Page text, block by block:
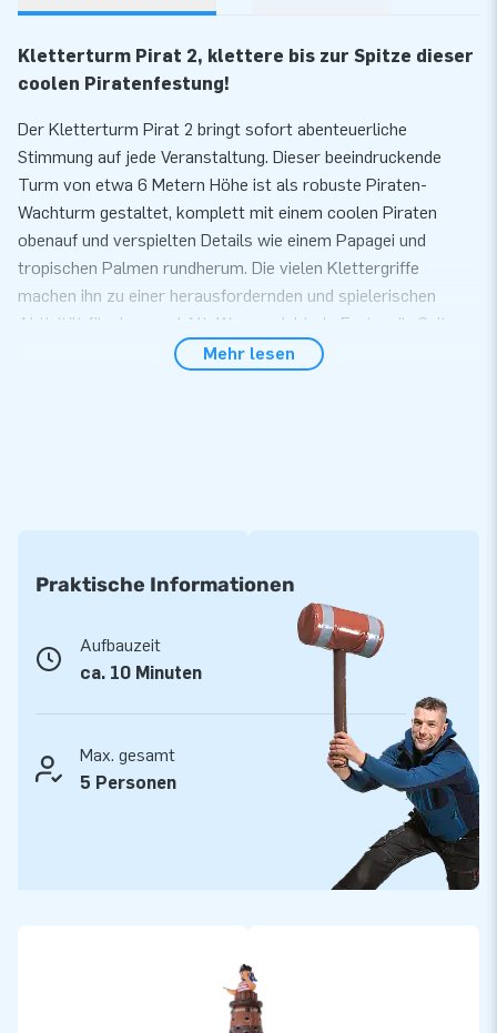
Kletterturm Pirat 2, klettere bis zur Spitze dieser
coolen Piratenfestung!
Der Kletterturm Pirat 2 bringt sofort abenteuerliche
Stimmung auf jede Veranstaltung. Dieser beeindruckende
Turm von etwa 6 Metern Höhe ist als robuste Piraten-
Wachturm gestaltet, komplett mit einem coolen Piraten
obenauf und verspielten Details wie einem Papagei und
tropischen Palmen rundherum. Die vielen Klettergriffe
machen ihn zu einer herausfordernden und spielerischen
Aktivität für Jung und Alt. Wer erreicht als Erster die Spitze
dieser Piratenfestung? Diese Piraten-Kletterattraktion ist ein
für die nächste Gruppe Wagemutiger. Dank des auffälligen
Piratenthemas und der verspielten Gestaltung ist dies ein
Highlight für Festivals, Sporttage, Themenpartys und große
Veranstaltungen. Der aufblasbare Piraten-Kletterturm bietet
viel Spielwert, ist sicher in der Anwendung und passt perfekt
in das Sortiment professioneller Vermieter.
JB Huepfburgen: Ihr Partner für Qualität und
Sicherheit
Bei JB Huepfburgen entscheiden Sie sich für langlebige
Qualität und exzellenten Service. Alle unsere Attraktionen
werden aus robusten Materialien gefertigt und inklusive
Lieferung aus großem Lagerbestand und Unterstützung
durch unser eigenes Serviceteam. So bleibt Ihr Kletterturm
Mehr lesen
Praktische Informationen
Aufbauzeit
ca. 10 Minuten
Max. gesamt
5 Personen